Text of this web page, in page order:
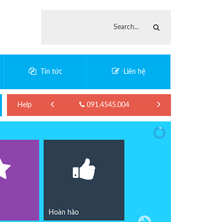
Tin tức Liên hệ
Help 091.4545.004
Hoàn hảo